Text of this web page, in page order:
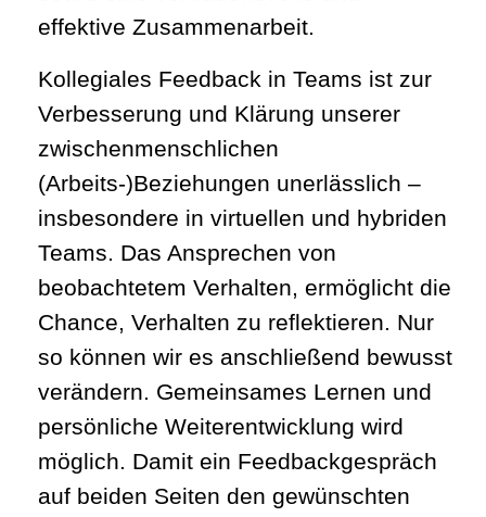
effektive Zusammenarbeit.
Kollegiales Feedback in Teams ist zur
Verbesserung und Klärung unserer
zwischenmenschlichen
(Arbeits-)Beziehungen unerlässlich –
insbesondere in virtuellen und hybriden
Teams. Das Ansprechen von
beobachtetem Verhalten, ermöglicht die
Chance, Verhalten zu reflektieren. Nur
so können wir es anschließend bewusst
verändern. Gemeinsames Lernen und
persönliche Weiterentwicklung wird
möglich. Damit ein Feedbackgespräch
auf beiden Seiten den gewünschten